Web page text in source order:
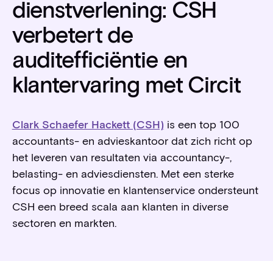
dienstverlening: CSH
verbetert de
auditefficiëntie en
klantervaring met Circit
Clark Schaefer Hackett (CSH) is een top 100
accountants- en advieskantoor dat zich richt op
het leveren van resultaten via accountancy-,
belasting- en adviesdiensten. Met een sterke
focus op innovatie en klantenservice ondersteunt
CSH een breed scala aan klanten in diverse
sectoren en markten.